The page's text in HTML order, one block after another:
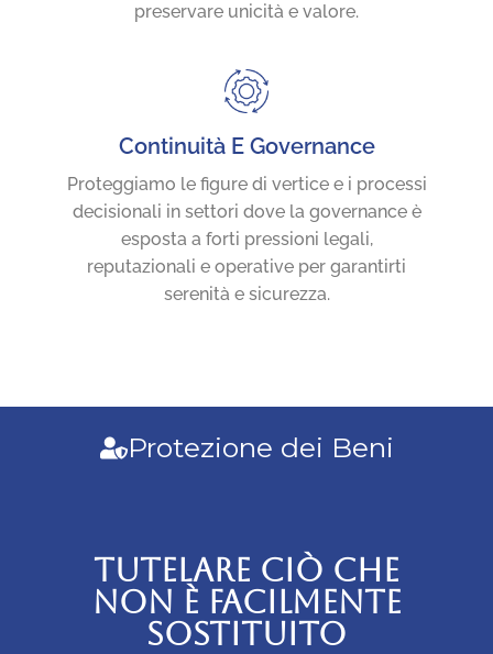
preservare unicità e valore.
Continuità E Governance
Proteggiamo le figure di vertice e i processi
decisionali in settori dove la governance è
esposta a forti pressioni legali,
reputazionali e operative per garantirti
serenità e sicurezza.
Protezione dei Beni
TUTELARE CIÒ CHE
NON È FACILMENTE
SOSTITUITO